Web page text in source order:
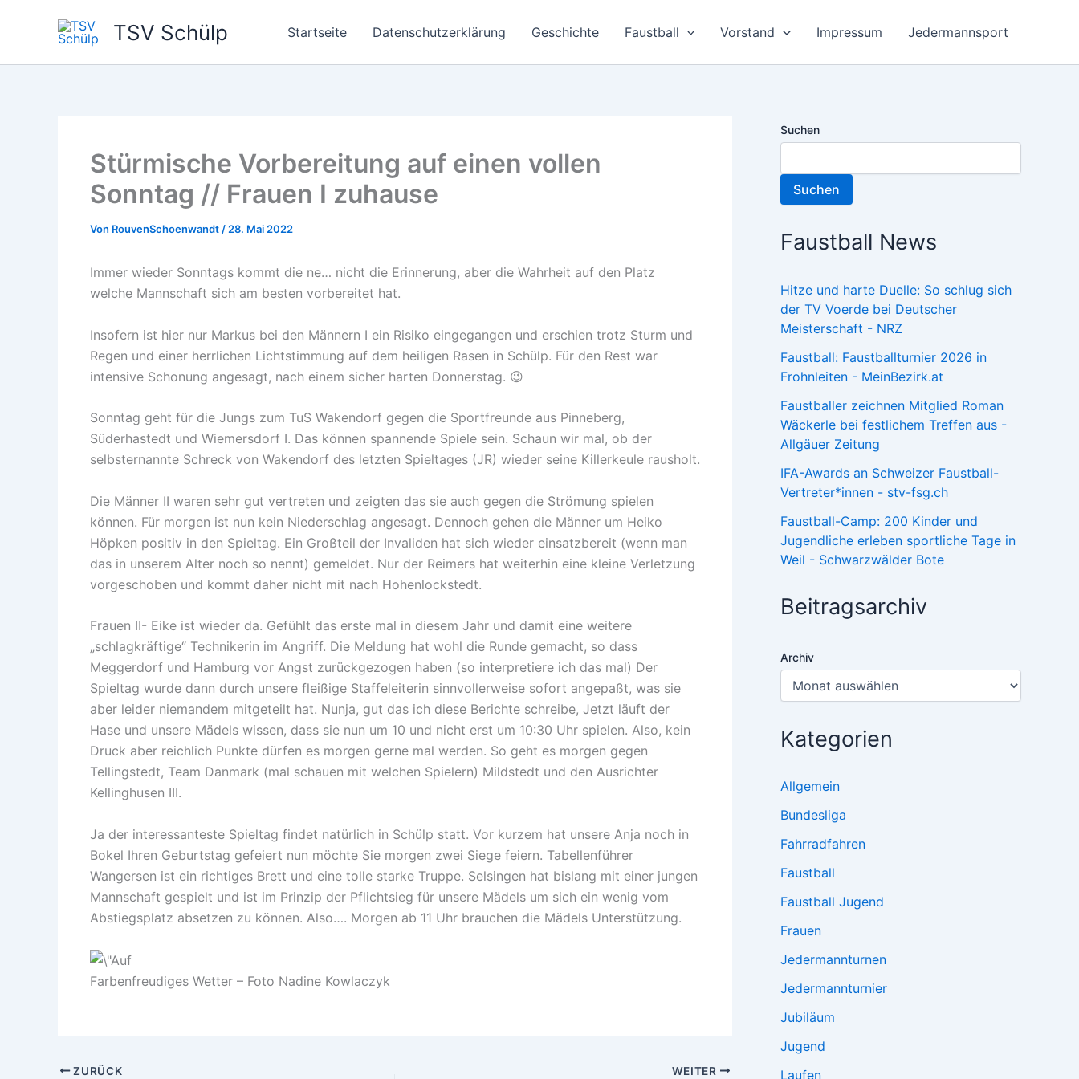
TSV Schülp Startseite Datenschutzerklärung Geschichte Faustball Vorstand Impressum Jedermannsport
Stürmische Vorbereitung auf einen vollen
Sonntag // Frauen I zuhause
Von RouvenSchoenwandt / 28. Mai 2022
Immer wieder Sonntags kommt die ne… nicht die Erinnerung, aber die Wahrheit auf den Platz
welche Mannschaft sich am besten vorbereitet hat.
Insofern ist hier nur Markus bei den Männern I ein Risiko eingegangen und erschien trotz Sturm und
Regen und einer herrlichen Lichtstimmung auf dem heiligen Rasen in Schülp. Für den Rest war
intensive Schonung angesagt, nach einem sicher harten Donnerstag. 😉
Sonntag geht für die Jungs zum TuS Wakendorf gegen die Sportfreunde aus Pinneberg,
Süderhastedt und Wiemersdorf I. Das können spannende Spiele sein. Schaun wir mal, ob der
selbsternannte Schreck von Wakendorf des letzten Spieltages (JR) wieder seine Killerkeule rausholt.
Die Männer II waren sehr gut vertreten und zeigten das sie auch gegen die Strömung spielen
können. Für morgen ist nun kein Niederschlag angesagt. Dennoch gehen die Männer um Heiko
Höpken positiv in den Spieltag. Ein Großteil der Invaliden hat sich wieder einsatzbereit (wenn man
das in unserem Alter noch so nennt) gemeldet. Nur der Reimers hat weiterhin eine kleine Verletzung
vorgeschoben und kommt daher nicht mit nach Hohenlockstedt.
Frauen II- Eike ist wieder da. Gefühlt das erste mal in diesem Jahr und damit eine weitere
„schlagkräftige“ Technikerin im Angriff. Die Meldung hat wohl die Runde gemacht, so dass
Meggerdorf und Hamburg vor Angst zurückgezogen haben (so interpretiere ich das mal) Der
Spieltag wurde dann durch unsere fleißige Staffeleiterin sinnvollerweise sofort angepaßt, was sie
aber leider niemandem mitgeteilt hat. Nunja, gut das ich diese Berichte schreibe, Jetzt läuft der
Hase und unsere Mädels wissen, dass sie nun um 10 und nicht erst um 10:30 Uhr spielen. Also, kein
Druck aber reichlich Punkte dürfen es morgen gerne mal werden. So geht es morgen gegen
Tellingstedt, Team Danmark (mal schauen mit welchen Spielern) Mildstedt und den Ausrichter
Kellinghusen III.
Ja der interessanteste Spieltag findet natürlich in Schülp statt. Vor kurzem hat unsere Anja noch in
Bokel Ihren Geburtstag gefeiert nun möchte Sie morgen zwei Siege feiern. Tabellenführer
Wangersen ist ein richtiges Brett und eine tolle starke Truppe. Selsingen hat bislang mit einer jungen
Mannschaft gespielt und ist im Prinzip der Pflichtsieg für unsere Mädels um sich ein wenig vom
Abstiegsplatz absetzen zu können. Also…. Morgen ab 11 Uhr brauchen die Mädels Unterstützung.
Farbenfreudiges Wetter – Foto Nadine Kowlaczyk
ZURÜCK WEITER
Suchen
Suchen
Faustball News
Hitze und harte Duelle: So schlug sich
der TV Voerde bei Deutscher
Meisterschaft - NRZ
Faustball: Faustballturnier 2026 in
Frohnleiten - MeinBezirk.at
Faustballer zeichnen Mitglied Roman
Wäckerle bei festlichem Treffen aus -
Allgäuer Zeitung
IFA-Awards an Schweizer Faustball-
Vertreter*innen - stv-fsg.ch
Faustball-Camp: 200 Kinder und
Jugendliche erleben sportliche Tage in
Weil - Schwarzwälder Bote
Beitragsarchiv
Archiv
Kategorien
Allgemein
Bundesliga
Fahrradfahren
Faustball
Faustball Jugend
Frauen
Jedermannturnen
Jedermannturnier
Jubiläum
Jugend
Laufen